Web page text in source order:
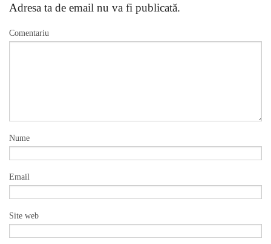
Adresa ta de email nu va fi publicată.
Comentariu
Nume
Email
Site web